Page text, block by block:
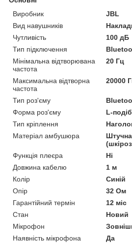
Виробник
JBL
Вид навушників
Чутливість
100 дБ
Тип підключення
Мінімальна відтворювана
частота
20 Гц
Максимальна відтворна
частота
20000
Тип роз'єму
Форма роз'єму
L-
Тип кріплення
Матеріал амбушюра
Функція плеєра
Ні
Довжина кабелю
1 м
Колір
Синій
Опір
32 Ом
Гарантійний термін
12 міс
Стан
Новий
Мікрофон
Наявність мікрофона
Да